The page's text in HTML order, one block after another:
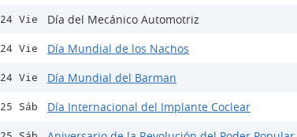
24 Vie Día del Mecánico Automotriz
24 Vie Día Mundial de los Nachos
24 Vie Día Mundial del Barman
25 Sáb Día Internacional del Implante Coclear